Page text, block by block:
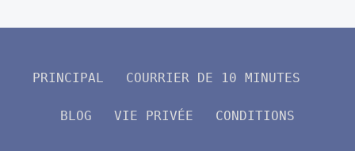
PRINCIPAL COURRIER DE 10 MINUTES
BLOG VIE PRIVÉE CONDITIONS